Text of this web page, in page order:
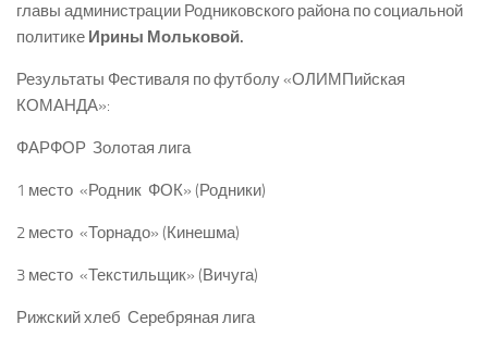
главы администрации Родниковского района по социальной
политике Ирины Мольковой.
Результаты Фестиваля по футболу «ОЛИМПийская
КОМАНДА»:
ФАРФОР ­ Золотая лига
1 место ­ «Родник ­ ФОК» (Родники)
2 место ­ «Торнадо» (Кинешма)
3 место ­ «Текстильщик» (Вичуга)
Рижский хлеб ­ Серебряная лига